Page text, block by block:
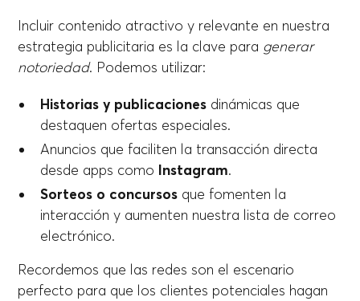
Incluir contenido atractivo y relevante en nuestra
estrategia publicitaria es la clave para generar
notoriedad. Podemos utilizar:
Historias y publicaciones dinámicas que
destaquen ofertas especiales.
Anuncios que faciliten la transacción directa
desde apps como Instagram.
Sorteos o concursos que fomenten la
interacción y aumenten nuestra lista de correo
electrónico.
Recordemos que las redes son el escenario
perfecto para que los clientes potenciales hagan